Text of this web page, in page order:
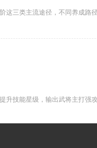
这三类主流途径，不同养成路
升技能星级，输出武将主打强